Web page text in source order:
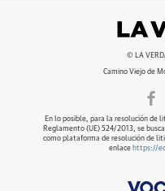
© LA
Camino Viejo de
En lo posible, para la resolución de
Reglamento (UE) 524/2013, se
como plataforma de resolución de
enlace https://